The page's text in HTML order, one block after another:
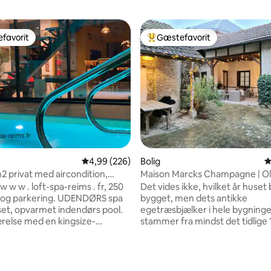
bedømmelse, 245 omtaler
4,99 ud af 5 i gennemsnitlig bedømmelse,
4,99 (226)
privat med aircondition,
& spa
w w . loft-spa-reims . fr, 250
parkering. UDENDØRS spa
opvarmet indendørs pool.
med en kingsize-
Bedste gæstefavorit
Gæstefavorit
Bolig
Maison Marcks Champagne |
Ay
Det vides ikke, hvilket år huset
bygget, men dets antikke
egetræsbjælker i hele
stammer fra mindst det tidlige